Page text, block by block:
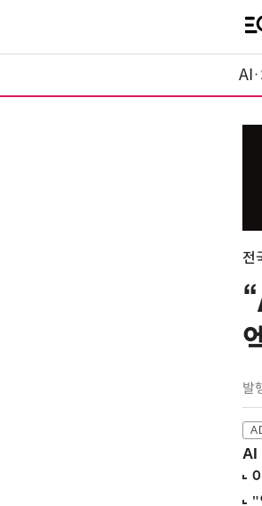
전
발
AI